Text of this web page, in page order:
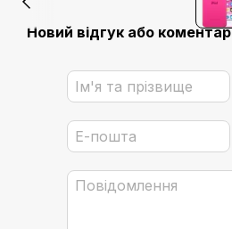
Новий відгук або коментар